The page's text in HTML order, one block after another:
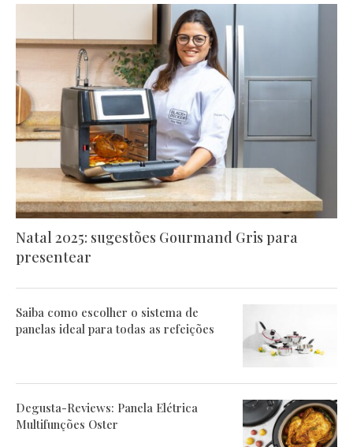
Natal 2025: sugestões Gourmand Gris para
presentear
Saiba como escolher o sistema de
panelas ideal para todas as refeições
Degusta-Reviews: Panela Elétrica
Multifunções Oster